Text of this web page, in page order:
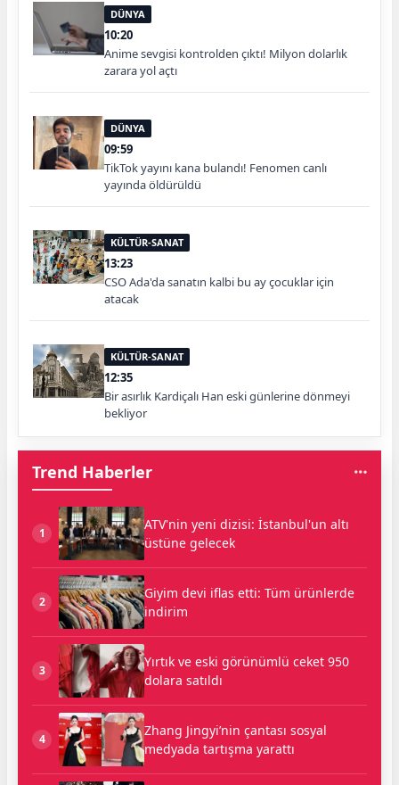
DÜNYA
10:20
Anime sevgisi kontrolden çıktı! Milyon dolarlık
zarara yol açtı
DÜNYA
09:59
TikTok yayını kana bulandı! Fenomen canlı
yayında öldürüldü
KÜLTÜR-SANAT
13:23
CSO Ada'da sanatın kalbi bu ay çocuklar için
atacak
KÜLTÜR-SANAT
12:35
Bir asırlık Kardiçalı Han eski günlerine dönmeyi
bekliyor
Trend Haberler
1
ATV'nin yeni dizisi: İstanbul'un altı
üstüne gelecek
2
Giyim devi iflas etti: Tüm ürünlerde
indirim
3
Yırtık ve eski görünümlü ceket 950
dolara satıldı
4
Zhang Jingyi’nin çantası sosyal
medyada tartışma yarattı